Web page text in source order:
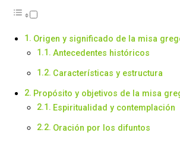
Origen y significado de la misa
Antecedentes históricos
Características y estructura
Propósito y objetivos de la misa
Espiritualidad y contemplación
Oración por los difuntos